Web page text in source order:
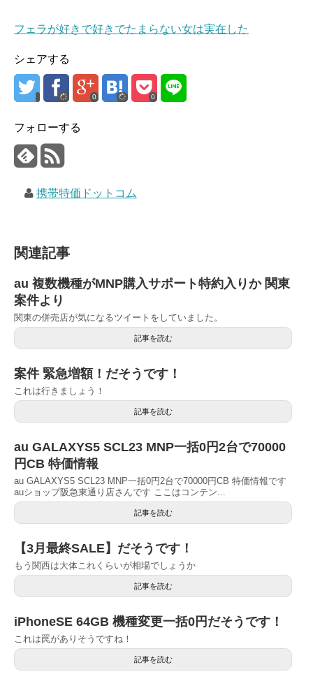
フェラが好きで好きでたまらない女は実在した
シェアする
0 0
フォローする
携帯特価ドットコム
関連記事
au 複数機種がMNP購入サポート特約入りか 関東
案件より
関東の併売店が気になるツイートをしていました。
記事を読む
案件 緊急増額！だそうです！
これは行きましょう！
記事を読む
au GALAXYS5 SCL23 MNP一括0円2台で70000
円CB 特価情報
au GALAXYS5 SCL23 MNP一括0円2台で70000円CB 特価情報です
auショップ阪急東通り店さんです ここはコンテン...
記事を読む
【3月最終SALE】だそうです！
もう関西は大体これくらいが相場でしょうか
記事を読む
iPhoneSE 64GB 機種変更一括0円だそうです！
これは罠がありそうですね！
記事を読む